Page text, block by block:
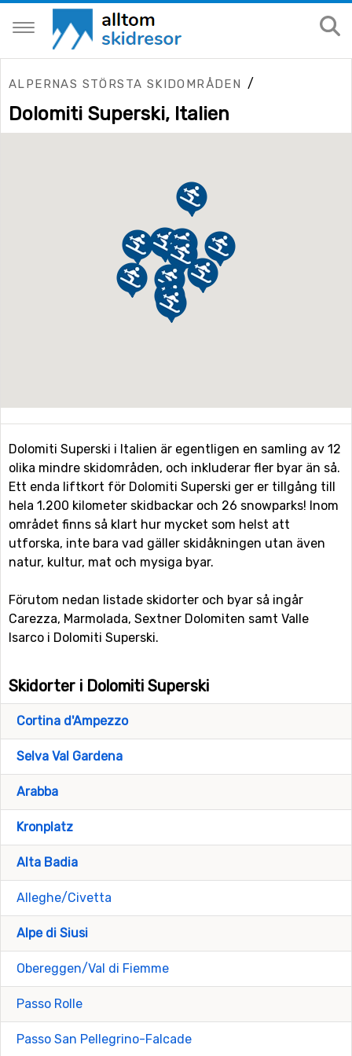
ALPERNAS STÖRSTA SKIDOMRÅDEN /
Dolomiti Superski, Italien
Dolomiti Superski i Italien är egentligen en samling av 12
olika mindre skidområden, och inkluderar fler byar än så.
Ett enda liftkort för Dolomiti Superski ger er tillgång till
hela 1.200 kilometer skidbackar och 26 snowparks! Inom
området finns så klart hur mycket som helst att
utforska, inte bara vad gäller skidåkningen utan även
natur, kultur, mat och mysiga byar.
Förutom nedan listade skidorter och byar så ingår
Carezza, Marmolada, Sextner Dolomiten samt Valle
Isarco i Dolomiti Superski.
Skidorter i Dolomiti Superski
Cortina d'Ampezzo
Selva Val Gardena
Arabba
Kronplatz
Alta Badia
Alleghe/Civetta
Alpe di Siusi
Obereggen/Val di Fiemme
Passo Rolle
Passo San Pellegrino-Falcade